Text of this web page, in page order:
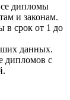
дипломы
и законам.
в срок от 1 до
данных.
дипломов с